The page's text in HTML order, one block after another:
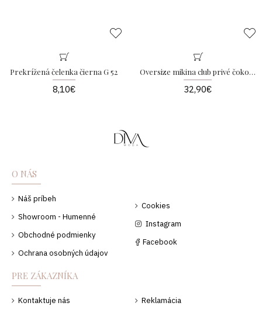
Prekrížená čelenka čierna G 52
8,10€
Oversize mikina club privé čokoládová B 15
32,90€
O NÁS
Náš príbeh
Showroom - Humenné
Obchodné podmienky
Ochrana osobných údajov
Cookies
Instagram
Facebook
PRE ZÁKAZNÍKA
Kontaktuje nás
Reklamácia